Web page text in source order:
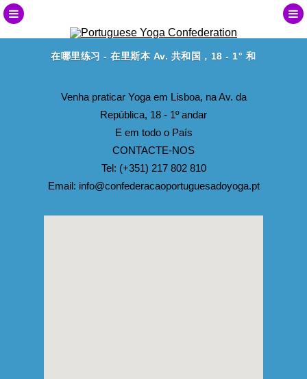
在哪里练习 - 在里斯本 Av. 共和国，18 - 1° 和
Venha praticar Yoga em Lisboa, na Av. da
República, 18 - 1º andar
E em todo o País
CONTACTE-NOS
Tel: (+351) 217 802 810
Email: info@confederacaoportuguesadoyoga.pt